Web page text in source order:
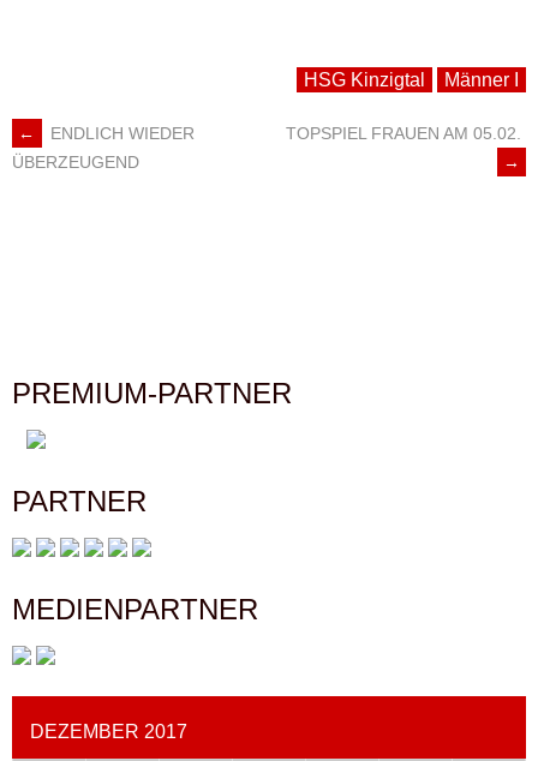
HSG Kinzigtal Männer I
ARTIKEL-
←
ENDLICH WIEDER
ÜBERZEUGEND
TOPSPIEL FRAUEN AM 05.02.
→
PREMIUM-PARTNER
PARTNER
MEDIENPARTNER
DEZEMBER 2017